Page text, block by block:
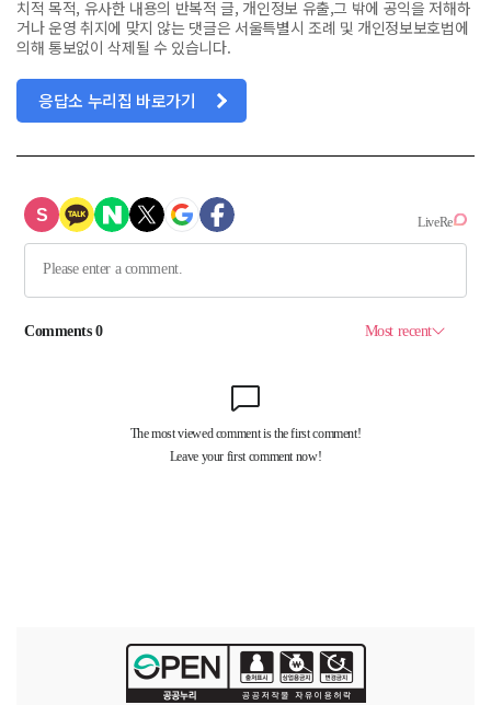
치적 목적, 유사한 내용의 반복적 글, 개인정보 유출,그 밖에 공익을 저해하
거나 운영 취지에 맞지 않는 댓글은 서울특별시 조례 및 개인정보보호법에
의해 통보없이 삭제될 수 있습니다.
응답소 누리집 바로가기